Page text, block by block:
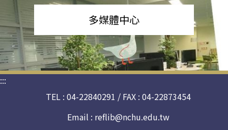
多媒體中心
:::
TEL : 04-22840291 / FAX : 04-22873454
Email : reflib@nchu.edu.tw